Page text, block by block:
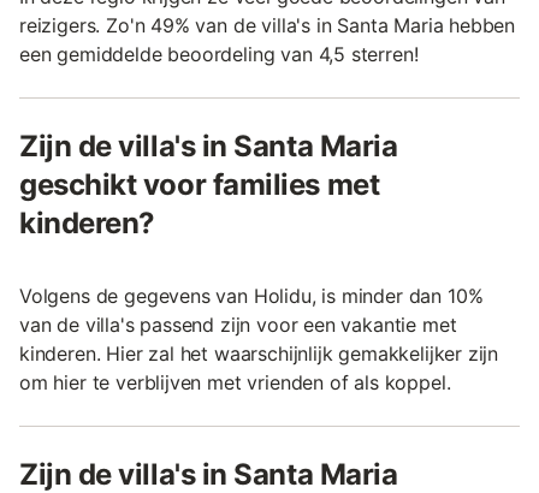
reizigers. Zo'n 49% van de villa's in Santa Maria hebben
een gemiddelde beoordeling van 4,5 sterren!
Zijn de villa's in Santa Maria
geschikt voor families met
kinderen?
Volgens de gegevens van Holidu, is minder dan 10%
van de villa's passend zijn voor een vakantie met
kinderen. Hier zal het waarschijnlijk gemakkelijker zijn
om hier te verblijven met vrienden of als koppel.
Zijn de villa's in Santa Maria